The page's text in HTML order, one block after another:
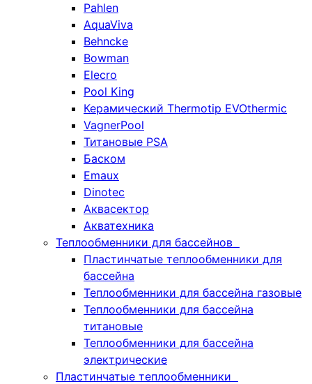
Pahlen
AquaViva
Behncke
Bowman
Elecro
Pool King
Керамический Thermotip EVOthermic
VagnerPool
Титановые PSA
Баском
Emaux
Dinotec
Аквасектор
Акватехника
Теплообменники для бассейнов
Пластинчатые теплообменники для
бассейна
Теплообменники для бассейна газовые
Теплообменники для бассейна
титановые
Теплообменники для бассейна
электрические
Пластинчатые теплообменники